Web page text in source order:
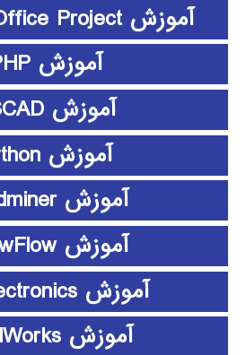
آموزش Microsoft Office Project
آموزش PHP
آموزش PSCAD
آموزش python
آموزش rapidminer
آموزش ShowFlow
آموزش SimElectronics
آموزش SolidWorks